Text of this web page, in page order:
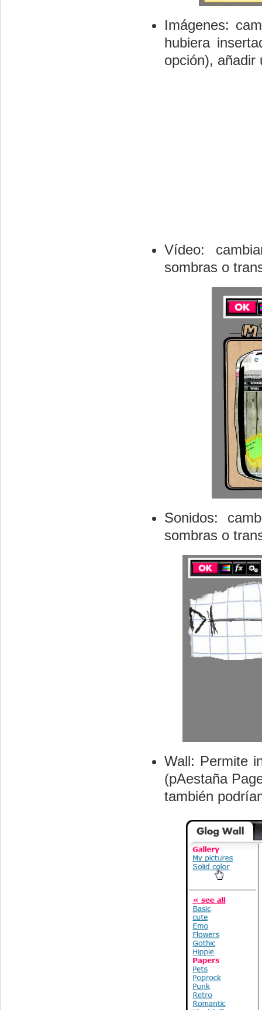
Imágenes:
hubiera
opción), añadir
Vídeo:
sombras o
Sonidos:
sombras o
Wall: Permite
(pAestaña
también